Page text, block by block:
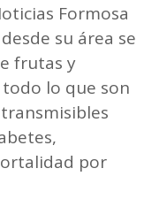
Formosa
su área se
frutas y
lo que son
por